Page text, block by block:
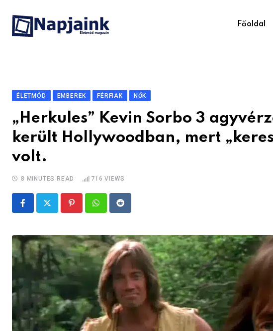
content
Főoldal
ÉLETMÓD EMBEREK FÉRFIAK NŐK
„Herkules” Kevin Sorbo 3
került Hollywoodban, mert
volt.
8 MINUTES READ 716 VIEWS
PinterestWhatsappReddit